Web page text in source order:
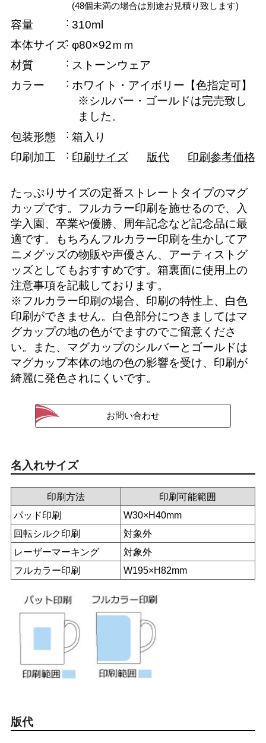
(48個未満の場合は別途お見積り致します)
容量
310ml
本体サイズ φ80×92ｍｍ
材質
ストーンウェア
カラー
ホワイト・アイボリー【色指定可】
※シルバー・ゴールドは完売致し
ました。
包装形態
箱入り
印刷加工
印刷サイズ 版代 印刷参考価格
たっぷりサイズの定番ストレートタイプのマグ
カップです。フルカラー印刷を施せるので、入
学入園、卒業や優勝、周年記念など記念品に最
適です。もちろんフルカラー印刷を生かしてア
ニメグッズの物販や声優さん、アーティストグ
ッズとしてもおすすめです。箱裏面に使用上の
注意事項を記載しております。
※フルカラー印刷の場合、印刷の特性上、白色
印刷ができません。白色部分につきましてはマ
グカップの地の色がでますのでご留意くださ
い。また、マグカップのシルバーとゴールドは
マグカップ本体の地の色の影響を受け、印刷が
綺麗に発色されにくいです。
名入れサイズ
印刷方法
印刷可能範囲
パッド印刷
W30×H40mm
回転シルク印刷
対象外
レーザーマーキング
対象外
フルカラー印刷
W195×H82mm
版代